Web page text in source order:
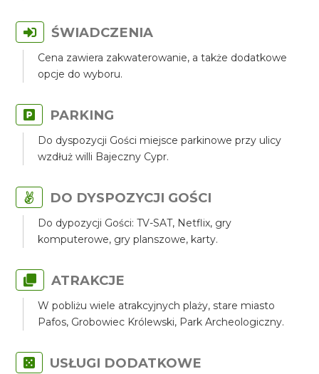
ŚWIADCZENIA
Cena zawiera zakwaterowanie, a także dodatkowe
opcje do wyboru.
PARKING
Do dyspozycji Gości miejsce parkinowe przy ulicy
wzdłuż willi Bajeczny Cypr.
DO DYSPOZYCJI GOŚCI
Do dypozycji Gości: TV-SAT, Netflix, gry
komputerowe, gry planszowe, karty.
ATRAKCJE
W pobliżu wiele atrakcyjnych plaży, stare miasto
Pafos, Grobowiec Królewski, Park Archeologiczny.
USŁUGI DODATKOWE